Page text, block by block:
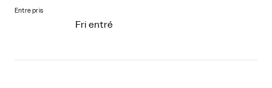
Entre pris
Fri entré